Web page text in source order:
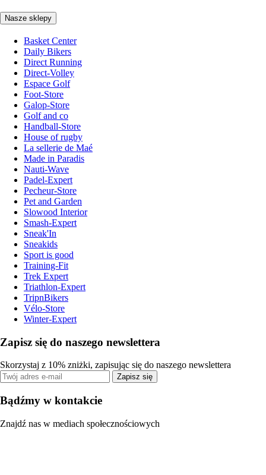
Nasze sklepy
Basket Center
Daily Bikers
Direct Running
Direct-Volley
Espace Golf
Foot-Store
Galop-Store
Golf and co
Handball-Store
House of rugby
La sellerie de Maé
Made in Paradis
Nauti-Wave
Padel-Expert
Pecheur-Store
Pet and Garden
Slowood Interior
Smash-Expert
Sneak'In
Sneakids
Sport is good
Training-Fit
Trek Expert
Triathlon-Expert
TripnBikers
Vélo-Store
Winter-Expert
Zapisz się do naszego newslettera
Skorzystaj z 10% zniżki, zapisując się do naszego newslettera
Zapisz się
Bądźmy w kontakcie
Znajdź nas w mediach społecznościowych